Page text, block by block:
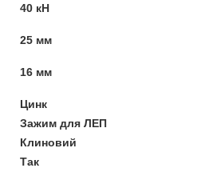
40 кН
25 мм
16 мм
Цинк
Зажим для ЛЕП
Клиновий
Так